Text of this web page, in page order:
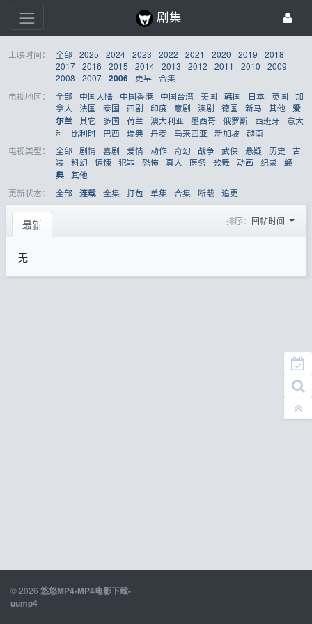
剧集
上映时间： 全部 2025 2024 2023 2022 2021 2020 2019
2018
2017 2016 2015 2014 2013 2012 2011 2010
2009
2008
2007 2006 更早 合集
电视地区：
全部 中国大陆 中国香港 中国台湾 美国 韩国 日本 英国
加
拿大 法国 泰国 西剧 印度 意剧 澳剧 德国 新马 其他 爱
尔兰 其它 多国 荷兰 澳大利亚 墨西哥 俄罗斯 西班牙
意大
利
比利时 巴西 瑞典 丹麦 马来西亚 新加坡 越南
电视类型：
全部 剧情 喜剧 爱情 动作 奇幻 战争 武侠 悬疑 历史
古
装 科幻 惊悚 犯罪 恐怖 真人 医务 歌舞 动画 纪录 经
典 其他
更新状态：
全部 连载 全集 打包 单集 合集 断载 追更
最新 排序： 回帖时间
无
© 2026 悠悠MP4-MP4电影下载-
uump4